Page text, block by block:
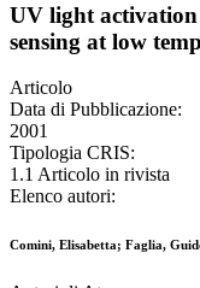
UV light
sensing at low
Articolo
Data di Pubblicazione:
2001
Tipologia CRIS:
1.1 Articolo in rivista
Elenco autori:
Comini, Elisabetta; Faglia,